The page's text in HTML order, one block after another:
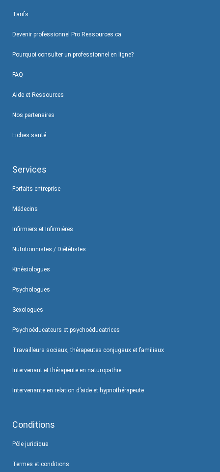
Tarifs
Devenir professionnel Pro Ressources.ca
Pourquoi consulter un professionnel en ligne?
FAQ
Aide et Ressources
Nos partenaires
Fiches santé
Services
Forfaits entreprise
Médecins
Infirmiers et Infirmières
Nutritionnistes / Diététistes
Kinésiologues
Psychologues
Sexologues
Psychoéducateurs et psychoéducatrices
Travailleurs sociaux, thérapeutes conjugaux et familiaux
Intervenant et thérapeute en naturopathie
Intervenante en relation d’aide et hypnothérapeute
Conditions
Pôle juridique
Termes et conditions